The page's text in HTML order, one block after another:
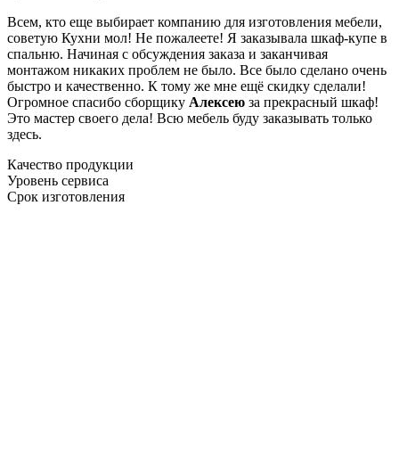
Всем, кто еще выбирает компанию для изготовления мебели,
советую Кухни мол! Не пожалеете! Я заказывала шкаф-купе в
спальню. Начиная с обсуждения заказа и заканчивая
монтажом никаких проблем не было. Все было сделано очень
быстро и качественно. К тому же мне ещё скидку сделали!
Огромное спасибо сборщику Алексею за прекрасный шкаф!
Это мастер своего дела! Всю мебель буду заказывать только
здесь.
Качество продукции
Уровень сервиса
Срок изготовления